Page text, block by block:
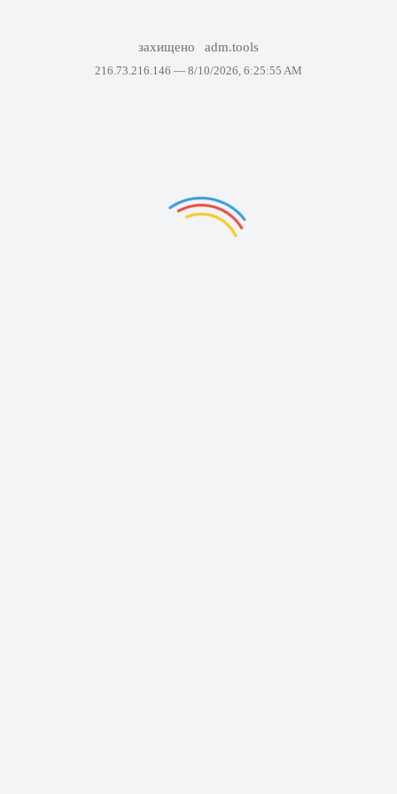
захищено adm.tools
216.73.216.146 — 8/10/2026, 6:25:55 AM